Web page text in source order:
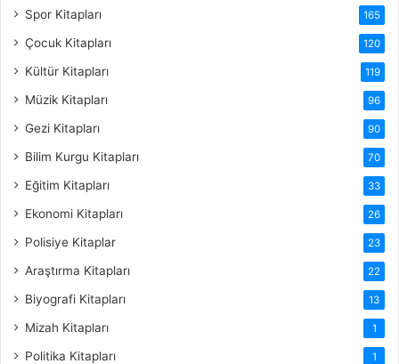
Spor Kitapları 165
Çocuk Kitapları 120
Kültür Kitapları 119
Müzik Kitapları 96
Gezi Kitapları 90
Bilim Kurgu Kitapları 70
Eğitim Kitapları 33
Ekonomi Kitapları 26
Polisiye Kitaplar 23
Araştırma Kitapları 22
Biyografi Kitapları 13
Mizah Kitapları 1
Politika Kitapları 1